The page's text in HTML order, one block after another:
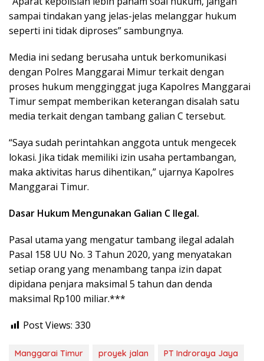
sampai tindakan yang jelas-jelas melanggar hukum
seperti ini tidak diproses” sambungnya.
Media ini sedang berusaha untuk berkomunikasi
dengan Polres Manggarai Mimur terkait dengan
proses hukum mengginggat juga Kapolres Manggarai
Timur sempat memberikan keterangan disalah satu
media terkait dengan tambang galian C tersebut.
“Saya sudah perintahkan anggota untuk mengecek
lokasi. Jika tidak memiliki izin usaha pertambangan,
maka aktivitas harus dihentikan,” ujarnya Kapolres
Manggarai Timur.
Dasar Hukum Mengunakan Galian C Ilegal.
Pasal utama yang mengatur tambang ilegal adalah
Pasal 158 UU No. 3 Tahun 2020, yang menyatakan
setiap orang yang menambang tanpa izin dapat
dipidana penjara maksimal 5 tahun dan denda
maksimal Rp100 miliar.***
Post Views: 330
Manggarai Timur proyek jalan
PT Indroraya Jaya